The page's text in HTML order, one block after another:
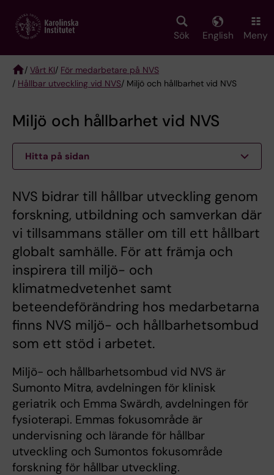
main
Sök English Meny
Breadcrumb
/ Vårt KI/ För medarbetare på NVS
/ Hållbar utveckling vid NVS/ Miljö och hållbarhet vid NVS
Miljö och hållbarhet vid NVS
Hitta på sidan
NVS bidrar till hållbar utveckling genom
forskning, utbildning och samverkan där
vi tillsammans ställer om till ett hållbart
globalt samhälle. För att främja och
inspirera till miljö- och
klimatmedvetenhet samt
beteendeförändring hos medarbetarna
finns NVS miljö- och hållbarhetsombud
som ett stöd i arbetet.
Miljö- och hållbarhetsombud vid NVS är
Sumonto Mitra, avdelningen för klinisk
geriatrik och Emma Swärdh, avdelningen för
fysioterapi. Emmas fokusområde är
undervisning och lärande för hållbar
utveckling och Sumontos fokusområde
forskning för hållbar utveckling.